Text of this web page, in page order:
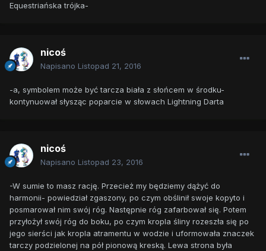
Equestriańska trójka-
nicoś
Napisano Listopad 21, 2016
-a, symbolem może być tarcza biała z słońcem w środku-
kontynuował słysząc poparcie w słowach Lightning Darta
nicoś
Napisano Listopad 23, 2016
-W sumie to masz rację. Przecież my będziemy dążyć do
harmonii- powiedział zgaszony, po czym obślinił swoje kopyto i
posmarował nim swój róg. Następnie róg zafarbował się. Potem
przyłożył swój róg do boku, po czym kropla śliny rozeszła się po
jego sierści jak kropla atramentu w wodzie i uformowała znaczek
tarczy podzielonej na pół pionową kreską. Lewa strona była